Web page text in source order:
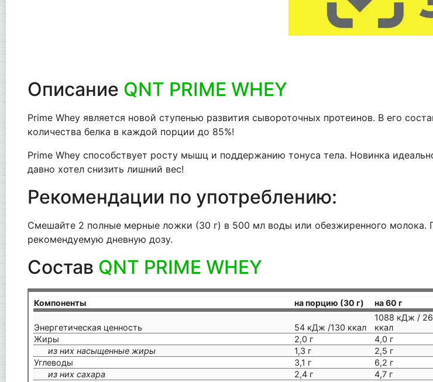
Описание QNT PRIME WHEY
Prime Whey является новой ступенью развития сывороточных протеинов. В его
количества белка в каждой порции до 85%!
Prime Whey способствует росту мышц и поддержанию тонуса тела. Новинка
давно хотел снизить лишний вес!
Рекомендации по употреблению:
Смешайте 2 полные мерные ложки (30 г) в 500 мл воды или обезжиренного
рекомендуемую дневную дозу.
Состав QNT PRIME WHEY
Компоненты на порцию (30 г) на 60 г
Энергетическая ценность 54 кДж /130 ккал
1088 кДж /
ккал
Жиры
2,0 г 4,0 г
из них насыщенные жиры
1,3 г 2,5 г
Углеводы
3,1 г 6,2 г
из них сахара
2,4 г 4,7 г